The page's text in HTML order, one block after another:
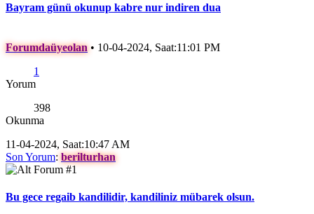
Bayram günü okunup kabre nur indiren dua
Forumdaüyeolan • 10-04-2024, Saat:11:01 PM
1
Yorum
398
Okunma
11-04-2024, Saat:10:47 AM
Son Yorum:berilturhan
Bu gece regaib kandilidir, kandiliniz mübarek olsun.